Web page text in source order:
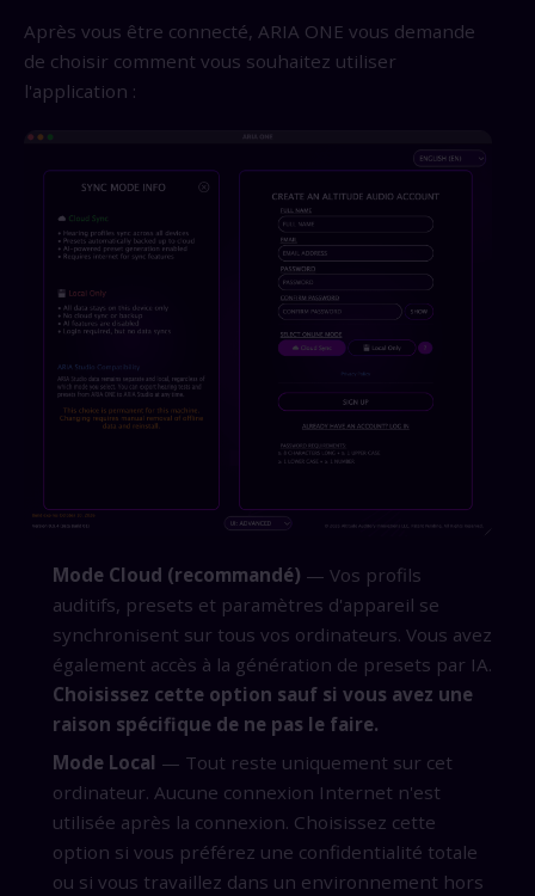
Après vous être connecté, ARIA ONE vous demande
de choisir comment vous souhaitez utiliser
l'application :
Mode Cloud (recommandé) — Vos profils
auditifs, presets et paramètres d'appareil se
synchronisent sur tous vos ordinateurs. Vous avez
également accès à la génération de presets par IA.
Choisissez cette option sauf si vous avez une
raison spécifique de ne pas le faire.
Mode Local — Tout reste uniquement sur cet
ordinateur. Aucune connexion Internet n'est
utilisée après la connexion. Choisissez cette
option si vous préférez une confidentialité totale
ou si vous travaillez dans un environnement hors